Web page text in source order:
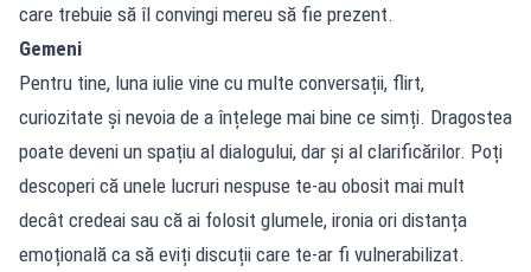
care trebuie să îl convingi mereu să fie prezent.
Gemeni
Pentru tine, luna iulie vine cu multe conversații, flirt,
curiozitate și nevoia de a înțelege mai bine ce simți. Dragostea
poate deveni un spațiu al dialogului, dar și al clarificărilor. Poți
descoperi că unele lucruri nespuse te-au obosit mai mult
decât credeai sau că ai folosit glumele, ironia ori distanța
emoțională ca să eviți discuții care te-ar fi vulnerabilizat.